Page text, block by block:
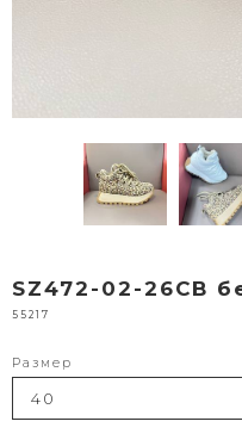
SZ472-02-26CB
55217
Размер